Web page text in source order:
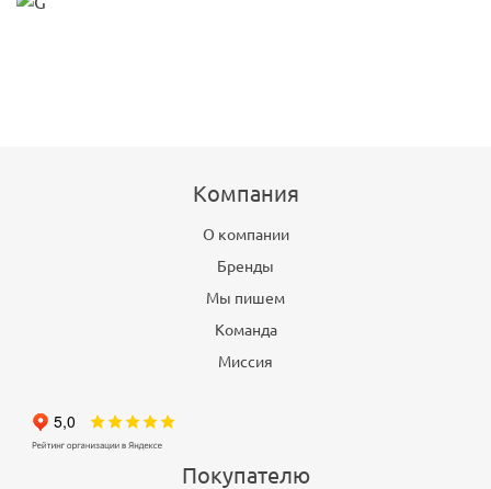
Компания
О компании
Бренды
Мы пишем
Команда
Миссия
Покупателю